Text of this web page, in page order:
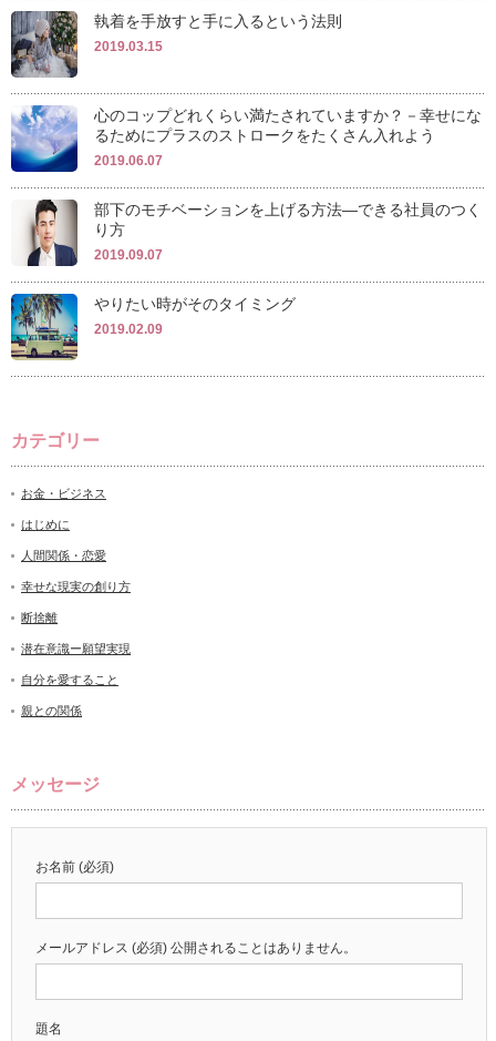
執着を手放すと手に入るという法則
2019.03.15
心のコップどれくらい満たされていますか？－幸せにな
るためにプラスのストロークをたくさん入れよう
2019.06.07
部下のモチベーションを上げる方法―できる社員のつく
り方
2019.09.07
やりたい時がそのタイミング
2019.02.09
カテゴリー
お金・ビジネス
はじめに
人間関係・恋愛
幸せな現実の創り方
断捨離
潜在意識ー願望実現
自分を愛すること
親との関係
メッセージ
お名前 (必須)
メールアドレス (必須) 公開されることはありません。
題名